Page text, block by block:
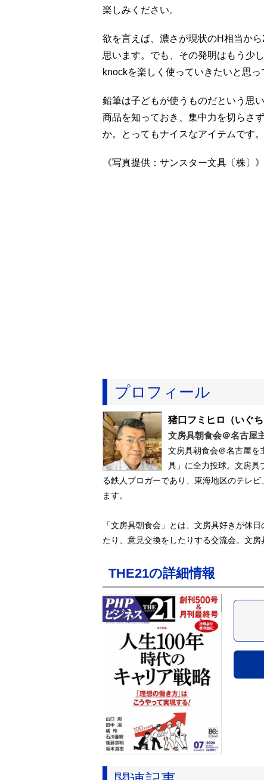
楽しみください。
欲を言えば、濃さが現状のH相当か
思います。でも、その発明はもう少
knockを楽しく使っていきたいと思っ
鉛筆は子どもが使うものだという思
商品を知っておき、集中力を切らさ
か。とってもナイスなアイテムです。
《写真提供：サンスター文具〔株〕》
プロフィール
猪口フミヒロ
（いぐ
文房具朝食会＠名古屋
文房具朝食会＠名古屋を
具」に全力投球。文房具
る鉄人ブロガーであり、東海地区のテレ
ます。
「文房具朝食会」とは、文房具好きが休
たり、意見交換をしたりする交流会。文
THE21の詳細情報